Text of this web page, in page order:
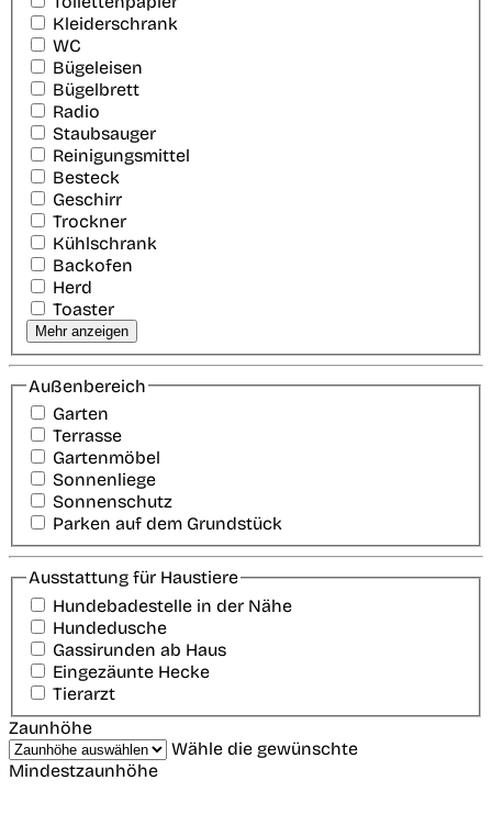
Kleiderschrank
WC
Bügeleisen
Bügelbrett
Radio
Staubsauger
Reinigungsmittel
Besteck
Geschirr
Trockner
Kühlschrank
Backofen
Herd
Toaster
Mehr anzeigen
Außenbereich
Garten
Terrasse
Gartenmöbel
Sonnenliege
Sonnenschutz
Parken auf dem Grundstück
Ausstattung für Haustiere
Hundebadestelle in der Nähe
Hundedusche
Gassirunden ab Haus
Eingezäunte Hecke
Tierarzt
Zaunhöhe
Wähle die gewünschte
Mindestzaunhöhe